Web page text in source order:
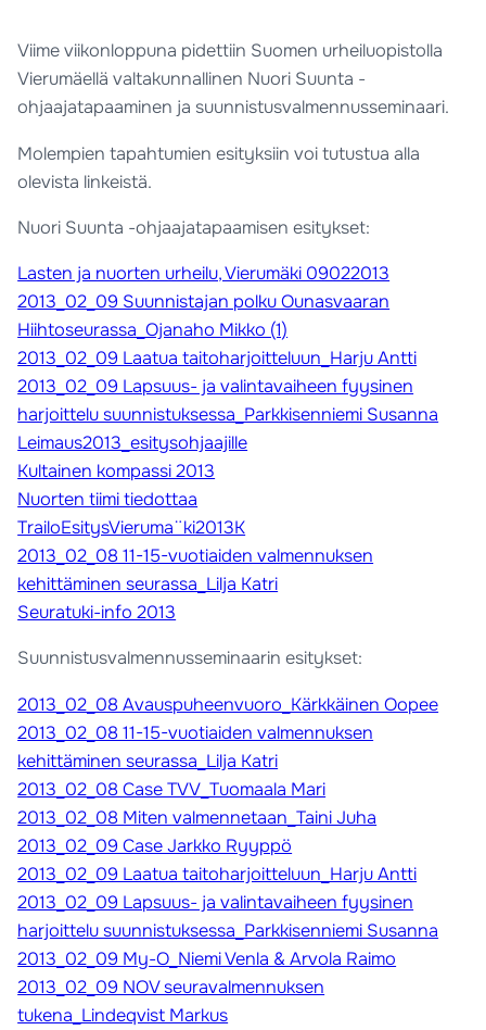
Viime viikonloppuna pidettiin Suomen urheiluopistolla
Vierumäellä valtakunnallinen Nuori Suunta -
ohjaajatapaaminen ja suunnistusvalmennusseminaari.
Molempien tapahtumien esityksiin voi tutustua alla
olevista linkeistä.
Nuori Suunta -ohjaajatapaamisen esitykset:
Lasten ja nuorten urheilu, Vierumäki 09022013
2013_02_09 Suunnistajan polku Ounasvaaran
Hiihtoseurassa_Ojanaho Mikko (1)
2013_02_09 Laatua taitoharjoitteluun_Harju Antti
2013_02_09 Lapsuus- ja valintavaiheen fyysinen
harjoittelu suunnistuksessa_Parkkisenniemi Susanna
Leimaus2013_esitysohjaajille
Kultainen kompassi 2013
Nuorten tiimi tiedottaa
TrailoEsitysVieruma¨ki2013K
2013_02_08 11-15-vuotiaiden valmennuksen
kehittäminen seurassa_Lilja Katri
Seuratuki-info 2013
Suunnistusvalmennusseminaarin esitykset:
2013_02_08 Avauspuheenvuoro_Kärkkäinen Oopee
2013_02_08 11-15-vuotiaiden valmennuksen
kehittäminen seurassa_Lilja Katri
2013_02_08 Case TVV_Tuomaala Mari
2013_02_08 Miten valmennetaan_Taini Juha
2013_02_09 Case Jarkko Ryyppö
2013_02_09 Laatua taitoharjoitteluun_Harju Antti
2013_02_09 Lapsuus- ja valintavaiheen fyysinen
harjoittelu suunnistuksessa_Parkkisenniemi Susanna
2013_02_09 My-O_Niemi Venla & Arvola Raimo
2013_02_09 NOV seuravalmennuksen
tukena_Lindeqvist Markus